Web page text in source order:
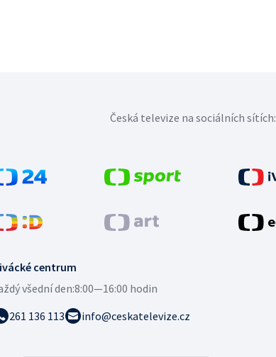
centrum
všední den:8:00—16:00 hodin
261 136 113
info@ceskatelevize.cz
Česká televize na sociálních sítích: